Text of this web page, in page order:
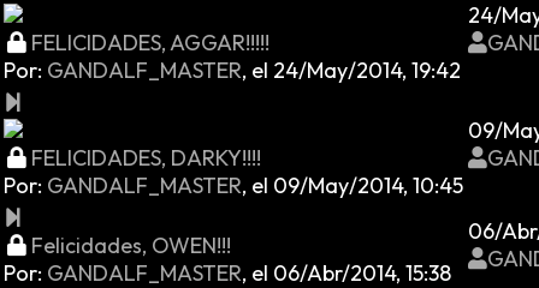
FELICIDADES, AGGAR!!!!!
Por: GANDALF_MASTER, el 24/May/2014, 19:42
24/
FELICIDADES, DARKY!!!!
Por: GANDALF_MASTER, el 09/May/2014, 10:45
09/
Felicidades, OWEN!!!
Por: GANDALF_MASTER, el 06/Abr/2014, 15:38
06/